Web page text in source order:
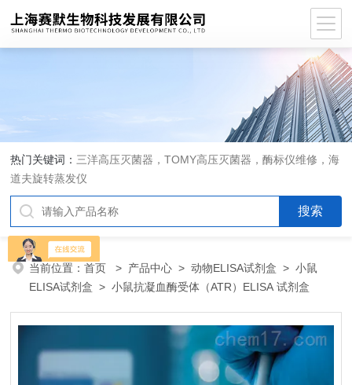
热门关键词： 三洋高压灭菌器，TOMY高压灭菌器，酶标仪维修，海
道夫旋转蒸发仪
当前位置：首页 > 产品中心 >动物ELISA试剂盒 >小鼠
ELISA试剂盒 > 小鼠抗凝血酶受体（ATR）ELISA 试剂盒